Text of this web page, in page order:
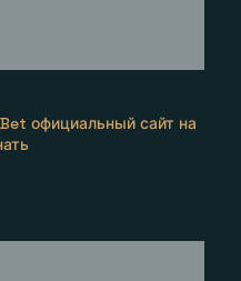
официальный сайт на